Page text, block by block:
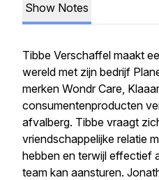
Show Notes
Tibbe Verschaffel maakt
wereld met zijn bedrijf
merken Wondr Care,
consumentenproducten
afvalberg. Tibbe vraagt
vriendschappelijke relatie
hebben en terwijl effectief
team kan aansturen.